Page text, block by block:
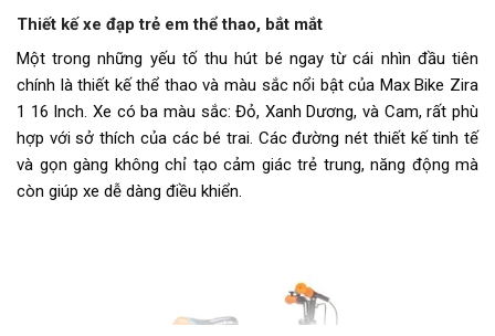
Líp 16T, Single Speed, 1 Tầng
Sên (xích) 1/2×1/8x70L
Kích thước 16 inch
Yên Max Bike Da thể thao
được thay đổi từ nhà sản xuất
nhằm nâng cao chất lượng sản
Thiết kế xe đạp trẻ em thể thao, bắt mắt
Một trong những yếu tố thu hút bé ngay từ cái nhìn đầu tiên
chính là thiết kế thể thao và màu sắc nổi bật của Max Bike Zira
1 16 Inch. Xe có ba màu sắc: Đỏ, Xanh Dương, và Cam, rất phù
hợp với sở thích của các bé trai. Các đường nét thiết kế tinh tế
và gọn gàng không chỉ tạo cảm giác trẻ trung, năng động mà
còn giúp xe dễ dàng điều khiển.